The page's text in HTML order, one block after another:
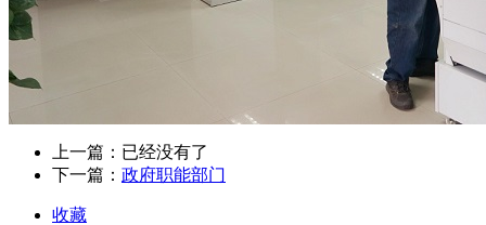
上一篇：已经没有了
下一篇： 政府职能部门
收藏